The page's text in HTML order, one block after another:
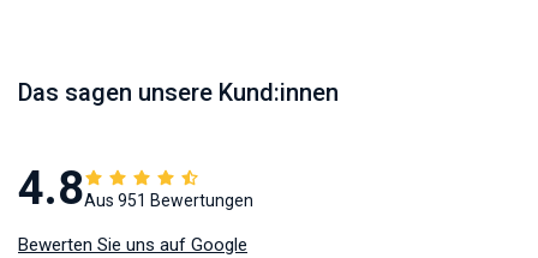
Das sagen unsere Kund:innen
4.8Aus 951 Bewertungen
Bewerten Sie uns auf Google